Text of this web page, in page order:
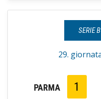
SERIE
29.
PARMA 1